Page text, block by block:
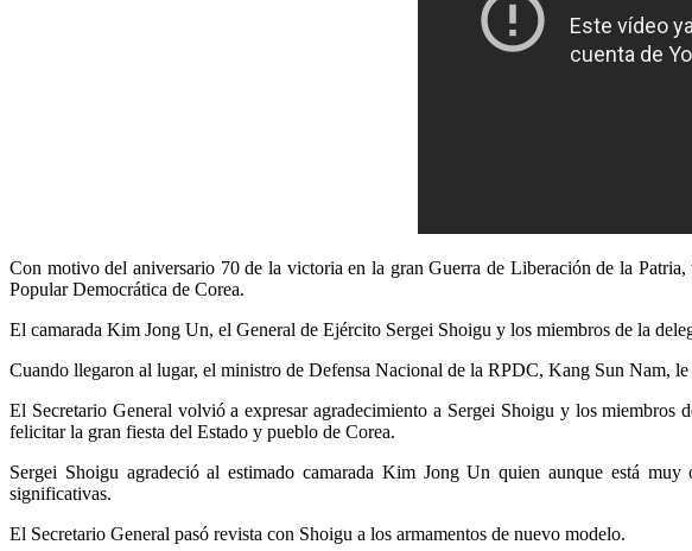
Con motivo del aniversario 70 de la victoria en la gran Guerra de Liberación de la Patria,
Popular Democrática de Corea.
El camarada Kim Jong Un, el General de Ejército Sergei Shoigu y los miembros de la
Cuando llegaron al lugar, el ministro de Defensa Nacional de la RPDC, Kang Sun Nam,
El Secretario General volvió a expresar agradecimiento a Sergei Shoigu y los
felicitar la gran fiesta del Estado y pueblo de Corea.
Sergei Shoigu agradeció al estimado camarada Kim Jong Un quien aunque está muy
significativas.
El Secretario General pasó revista con Shoigu a los armamentos de nuevo modelo.